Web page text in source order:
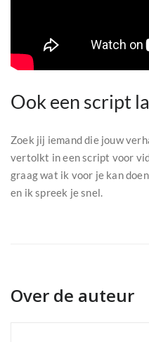
Ook een script
Zoek jij iemand die jouw
vertolkt in een script voor
graag wat ik voor je kan
en ik spreek je snel.
Over de auteur